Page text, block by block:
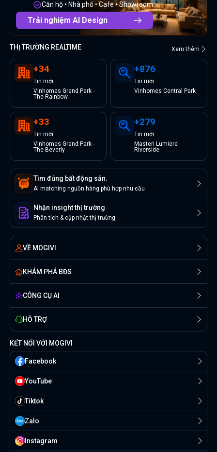
Căn hộ • Nhà phố • Cafe • Showroom
Trải nghiệm AI Design
THỊ TRƯỜNG REALTIME Xem thêm
+34
Tin mới
Vinhomes Grand Park -
The Rainbow
+876
Tin mới
Vinhomes Central Park
+33
Tin mới
Vinhomes Grand Park -
The Beverly
+279
Tin mới
Masteri Lumiere
Riverside
Tìm đúng bất động sản.
AI matching nguồn hàng phù hợp nhu cầu
Nhận insight thị trường
Phân tích & cập nhật thị trường
VỀ MOGIVI
KHÁM PHÁ BĐS
CÔNG CỤ AI
HỖ TRỢ
KẾT NỐI VỚI MOGIVI
Facebook
YouTube
Tiktok
Zalo
Instagram